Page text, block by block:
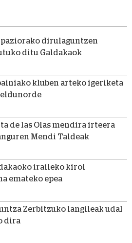
dirulaguntzen
ditu Galdakaok
kluben arteko igeriketa
de las Olas mendira irteera
Mendi Taldeak
iraileko kirol
emateko epea
Zerbitzuko langileak udal
dira